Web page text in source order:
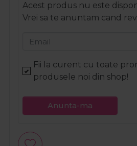
Acest produs nu este
Vrei sa te anuntam cand
Email
Fii la curent cu toate
produsele noi din shop!
Anunta-ma